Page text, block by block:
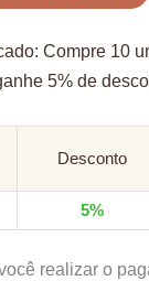
Compre 10
5% de
Desconto
5%
realizar o